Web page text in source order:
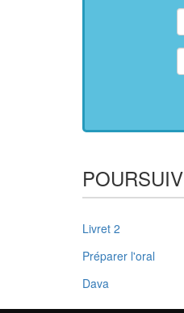
Livret 2
Préparer l'oral
Dava